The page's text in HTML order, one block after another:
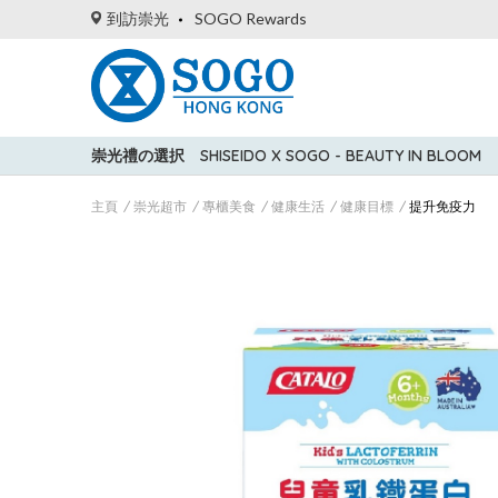
到訪崇光 SOGO Rewards
崇光禮の選択 SHISEIDO X SOGO - BEAUTY IN BLOOM
主頁 崇光超市 專櫃美食 健康生活 健康目標 提升免疫力